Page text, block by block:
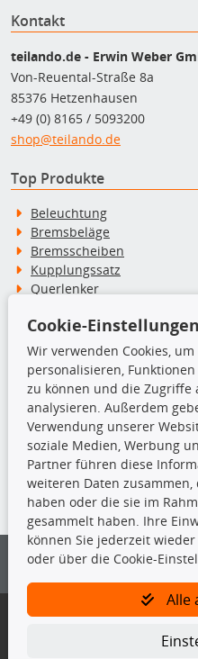
Kontakt
teilando.de - Erwin Weber
Von-Reuental-Straße 8a
85376 Hetzenhausen
+49 (0) 8165 / 5093200
shop@teilando.de
Top Produkte
Beleuchtung
Bremsbeläge
Bremsscheiben
Kupplungssatz
Querlenker
Stoßdämpfer
TecDoc Inside
Die hier angezeigten Daten
nicht kopiert werden.
Es ist zu unterlassen, die Daten
vorherige Zustimmung von TecDoc
und/oder diese Handlungen durch
Bitte prüfen Sie, ob das über
Gegebenenfalls sind ergänzende
Cookie-Einstellungen
Wir verwenden Cookies,
personalisieren,
zu können und die Zugriffe
analysieren. Außerdem
Verwendung unserer
soziale Medien, Werbung
Partner führen diese
weiteren Daten
haben oder die sie im
gesammelt haben. Ihre
können Sie jederzeit
oder über die Cookie-
Alle